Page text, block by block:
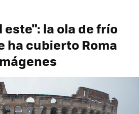
este": la ola de frío
ha cubierto Roma